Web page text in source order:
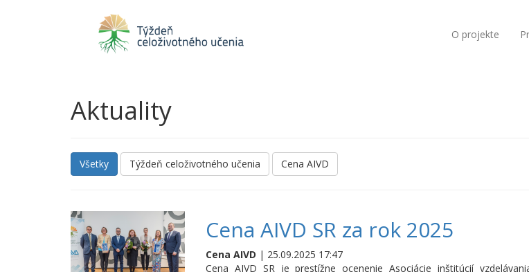
O projekte
Aktuality
Všetky Týždeň celoživotného učenia Cena AIVD
Cena AIVD SR za rok 2025
Cena AIVD | 25.09.2025 17:47
Cena AIVD SR je prestížne ocenenie Asociácie inštitúcií